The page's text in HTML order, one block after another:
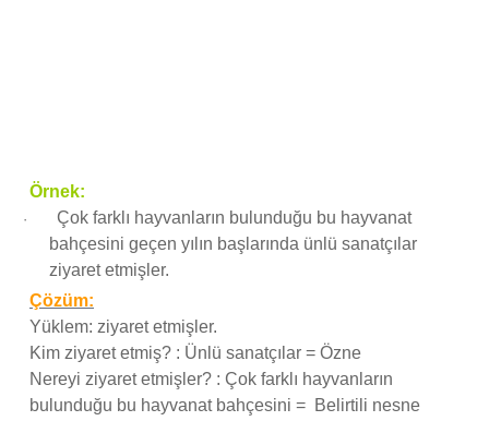
Örnek:
·
Çok farklı hayvanların bulunduğu bu hayvanat
bahçesini geçen yılın başlarında ünlü sanatçılar
ziyaret etmişler.
Çözüm:
Yüklem: ziyaret etmişler.
Kim ziyaret etmiş? : Ünlü sanatçılar = Özne
Nereyi ziyaret etmişler? : Çok farklı hayvanların
bulunduğu bu hayvanat bahçesini = Belirtili nesne